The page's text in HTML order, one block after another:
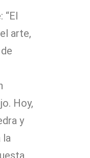
“El
arte,
Hoy,
y
la